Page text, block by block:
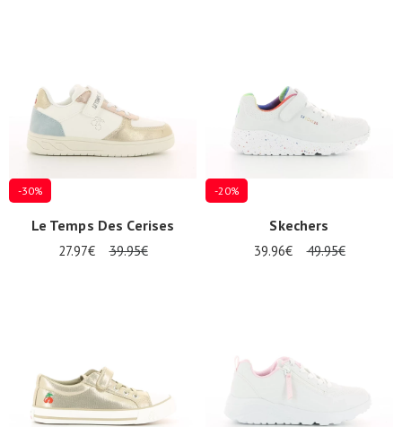
-30%
Le Temps Des Cerises
27.97€ 39.95€
-20%
Skechers
39.96€ 49.95€